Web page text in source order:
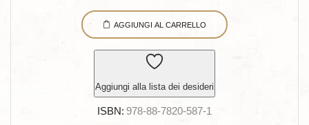
TEATRI
MINORI
MESSINA
DAL
XIX
SEC.
AGGIUNGI AL CARRELLO
Aggiungi alla lista dei desideri
ISBN: 978-88-7820-587-1